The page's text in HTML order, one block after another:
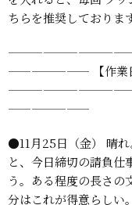
ちらを推奨しております
——————— 【作
———————
●11月25日（金）
晴
と、今日締切の請負仕
う。ある程度の長さの
分はこれが得意らしい